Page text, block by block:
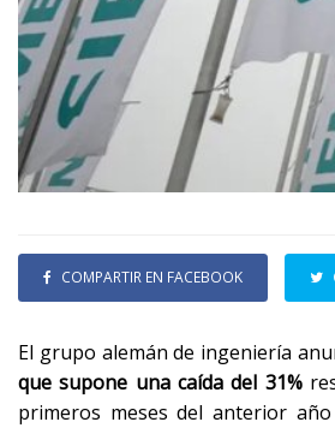
COMPARTIR EN FACEBOOK
El grupo alemán de ingeniería
que supone una caída del 31%
primeros meses del anterior